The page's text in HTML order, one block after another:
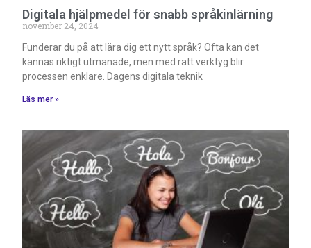
Digitala hjälpmedel för snabb språkinlärning
november 24, 2024
Funderar du på att lära dig ett nytt språk? Ofta kan det
kännas riktigt utmanade, men med rätt verktyg blir
processen enklare. Dagens digitala teknik
Läs mer »